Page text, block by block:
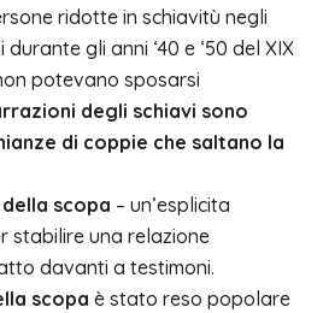
ridotte in schiavitù negli
gli anni ‘40 e ‘50 del XIX
potevano sposarsi
degli schiavi sono
di coppie che saltano la
scopa – un’esplicita
stabilire una relazione
davanti a testimoni.
scopa è stato reso popolare